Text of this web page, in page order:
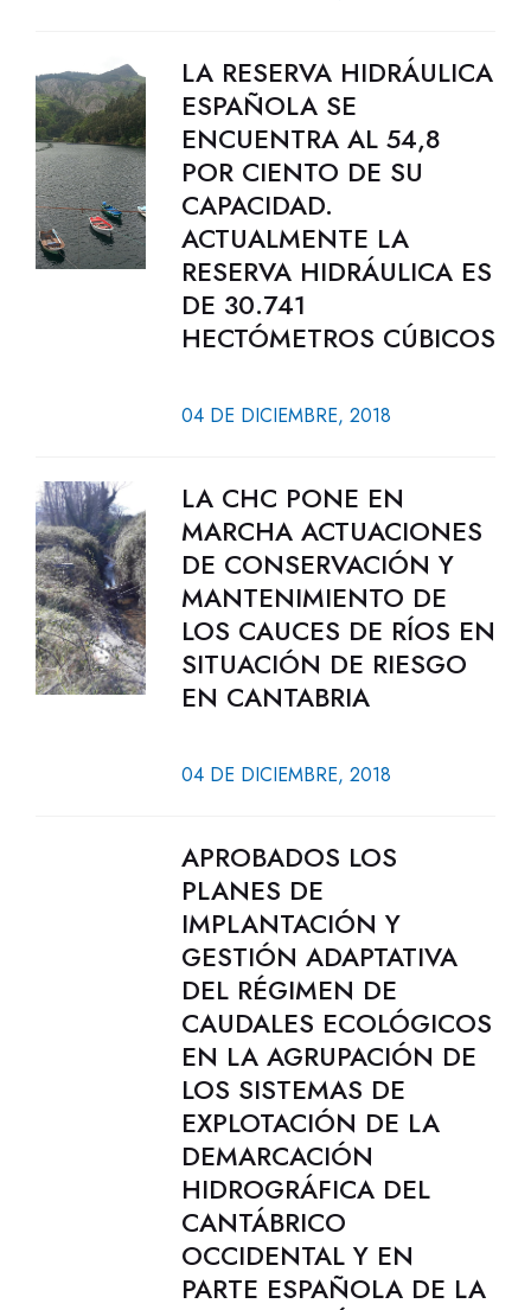
LA RESERVA HIDRÁULICA
ESPAÑOLA SE
ENCUENTRA AL 54,8
POR CIENTO DE SU
CAPACIDAD.
ACTUALMENTE LA
RESERVA HIDRÁULICA ES
DE 30.741
HECTÓMETROS CÚBICOS
04 DE DICIEMBRE, 2018
LA CHC PONE EN
MARCHA ACTUACIONES
DE CONSERVACIÓN Y
MANTENIMIENTO DE
LOS CAUCES DE RÍOS EN
SITUACIÓN DE RIESGO
EN CANTABRIA
04 DE DICIEMBRE, 2018
APROBADOS LOS
PLANES DE
IMPLANTACIÓN Y
GESTIÓN ADAPTATIVA
DEL RÉGIMEN DE
CAUDALES ECOLÓGICOS
EN LA AGRUPACIÓN DE
LOS SISTEMAS DE
EXPLOTACIÓN DE LA
DEMARCACIÓN
HIDROGRÁFICA DEL
CANTÁBRICO
OCCIDENTAL Y EN
PARTE ESPAÑOLA DE LA